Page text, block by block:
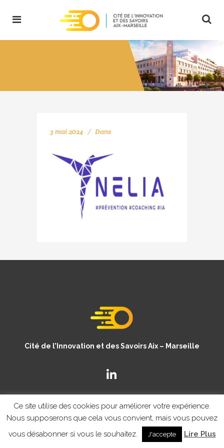
3 mai 2024 Dans
Cité de l’Innovation et des Savoirs Aix – Marseille
© Copyright CISAM 2020- MENTIONS LEGALES
Ce site utilise des cookies pour améliorer votre expérience.
Nous supposerons que cela vous convient, mais vous pouvez
vous désabonner si vous le souhaitez.
J'accepte Lire Plus